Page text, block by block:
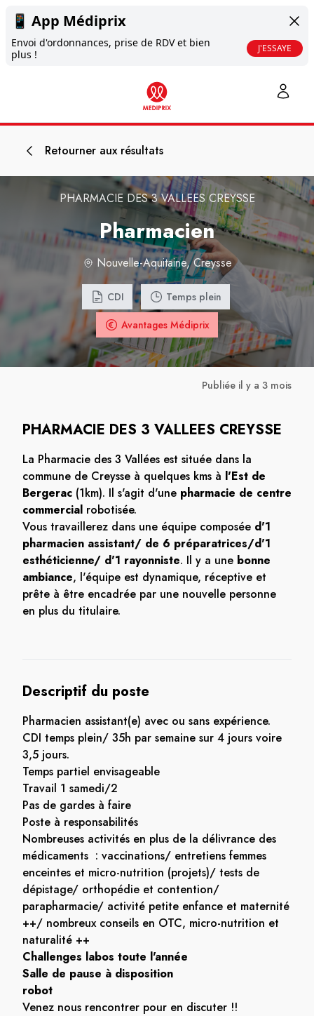
📱 App Médiprix
Envoi d'ordonnances, prise de RDV et bien
plus !
J'ESSAYE
Retourner aux résultats
PHARMACIE DES 3 VALLEES CREYSSE
Pharmacien
Nouvelle-Aquitaine, Creysse
CDI
Temps plein
Avantages Médiprix
Publiée il y a 3 mois
PHARMACIE DES 3 VALLEES CREYSSE
La Pharmacie des 3 Vallées est située dans la
commune de Creysse à quelques kms à l'Est de
Bergerac (1km). Il s'agit d'une pharmacie de centre
commercial robotisée.
Vous travaillerez dans une équipe composée d'1
pharmacien assistant/ de 6 préparatrices/d'1
esthéticienne/ d'1 rayonniste. Il y a une bonne
ambiance, l'équipe est dynamique, réceptive et
prête à être encadrée par une nouvelle personne
en plus du titulaire.
Descriptif du poste
Pharmacien assistant(e) avec ou sans expérience.
CDI temps plein/ 35h par semaine sur 4 jours voire
3,5 jours.
Temps partiel envisageable
Travail 1 samedi/2
Pas de gardes à faire
Poste à responsabilités
Nombreuses activités en plus de la délivrance des
médicaments : vaccinations/ entretiens femmes
enceintes et micro-nutrition (projets)/ tests de
dépistage/ orthopédie et contention/
parapharmacie/ activité petite enfance et maternité
++/ nombreux conseils en OTC, micro-nutrition et
naturalité ++
Challenges labos toute l'année
Salle de pause à disposition
robot
Venez nous rencontrer pour en discuter !!